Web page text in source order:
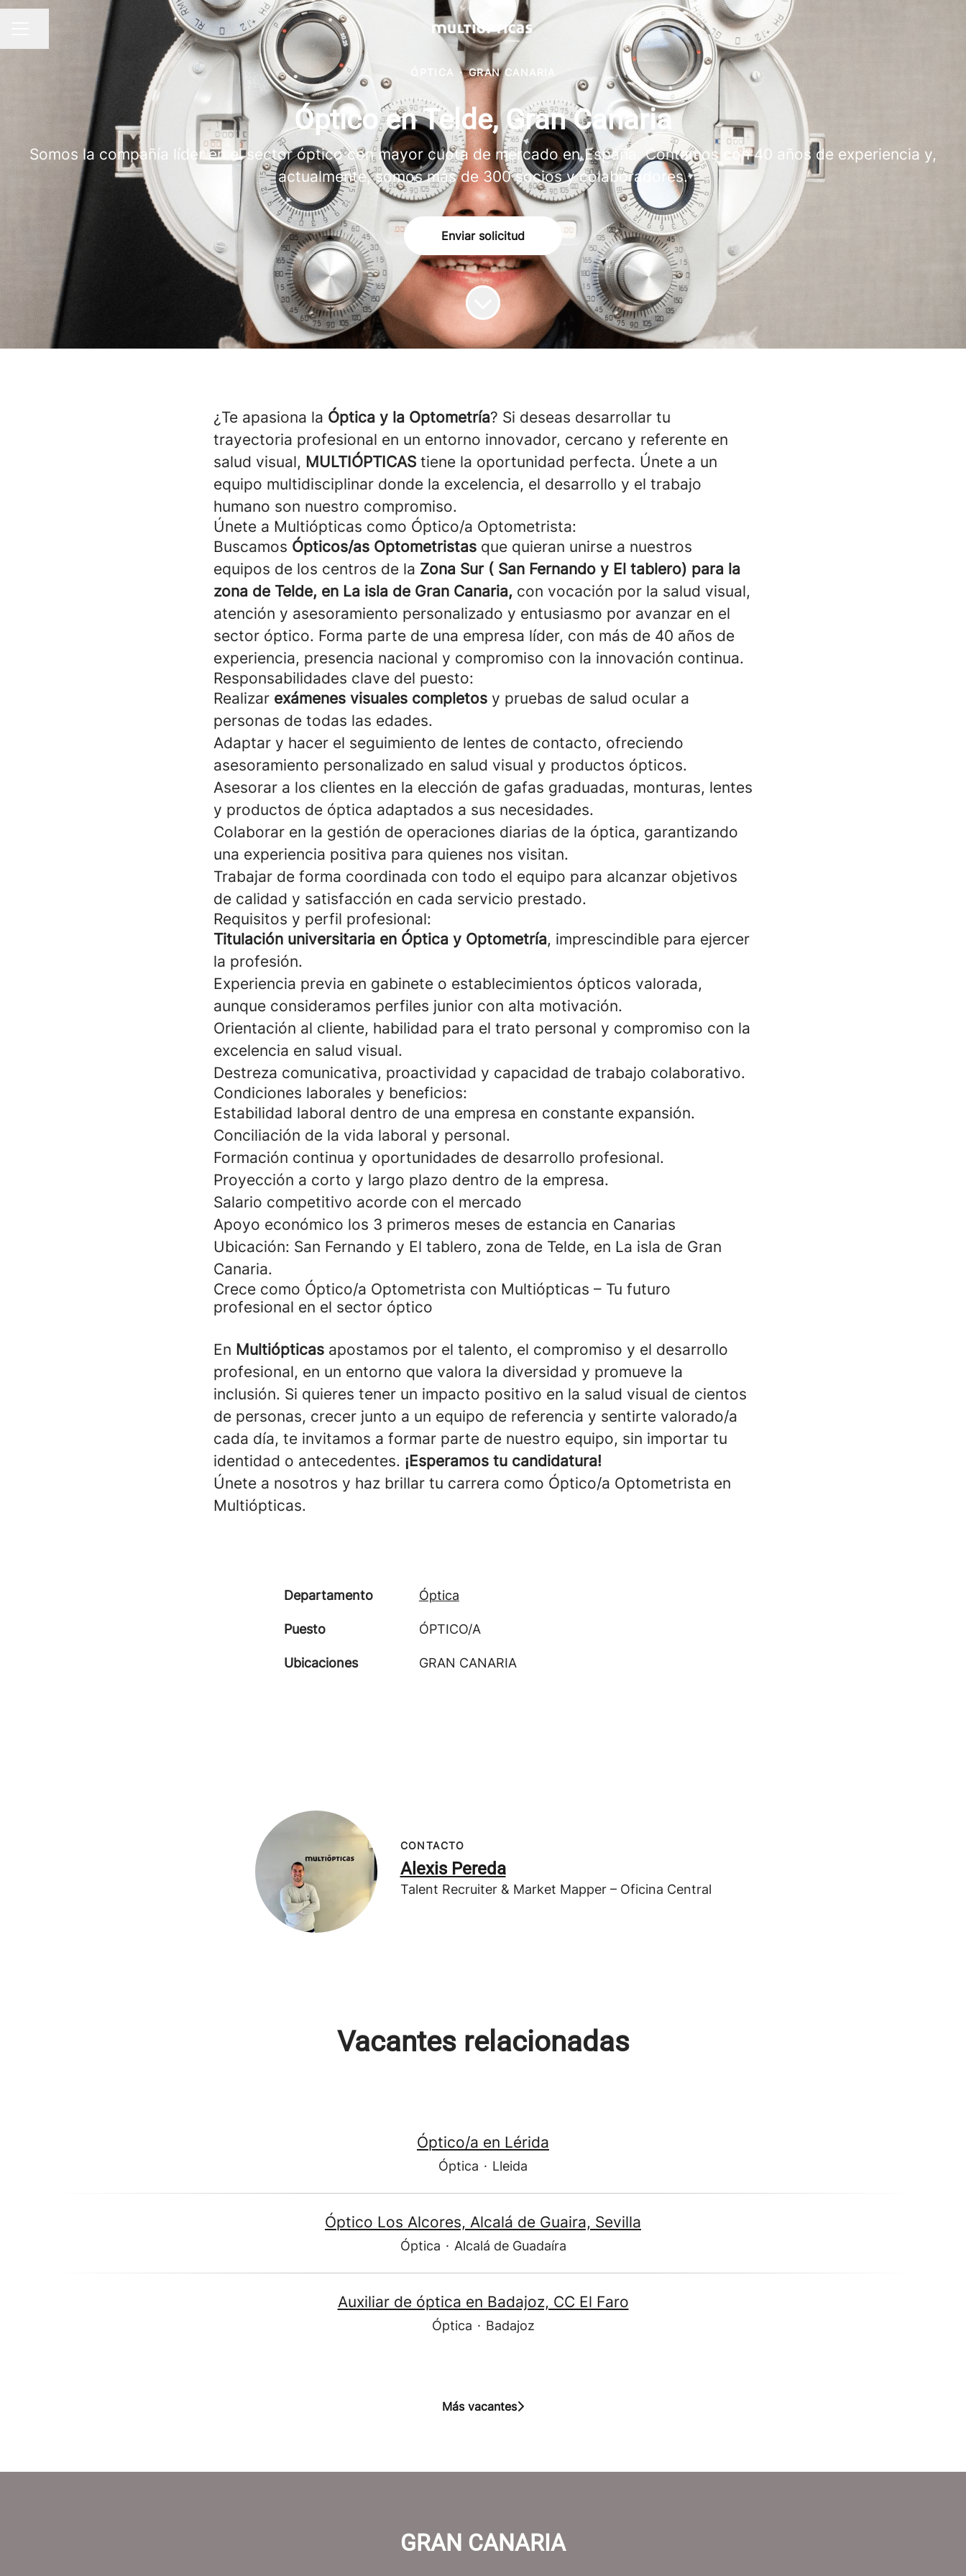
MENÚ DE EMPLEO
Compartir página
ÓPTICA · GRAN CANARIA
Óptico en Telde, Gran Canaria
Somos la compañía líder en el sector óptico con mayor cuota de mercado en España. Contamos con 40 años de experiencia y,
actualmente, somos más de 300 socios y colaboradores.
Enviar solicitud
¿Te apasiona la Óptica y la Optometría? Si deseas desarrollar tu
trayectoria profesional en un entorno innovador, cercano y referente en
salud visual, MULTIÓPTICAS tiene la oportunidad perfecta. Únete a un
equipo multidisciplinar donde la excelencia, el desarrollo y el trabajo
humano son nuestro compromiso.
Únete a Multiópticas como Óptico/a Optometrista:
Buscamos Ópticos/as Optometristas que quieran unirse a nuestros
equipos de los centros de la Zona Sur ( San Fernando y El tablero) para la
zona de Telde, en La isla de Gran Canaria, con vocación por la salud visual,
atención y asesoramiento personalizado y entusiasmo por avanzar en el
sector óptico. Forma parte de una empresa líder, con más de 40 años de
experiencia, presencia nacional y compromiso con la innovación continua.
Responsabilidades clave del puesto:
Realizar exámenes visuales completos y pruebas de salud ocular a
personas de todas las edades.
Adaptar y hacer el seguimiento de lentes de contacto, ofreciendo
asesoramiento personalizado en salud visual y productos ópticos.
Asesorar a los clientes en la elección de gafas graduadas, monturas, lentes
y productos de óptica adaptados a sus necesidades.
Colaborar en la gestión de operaciones diarias de la óptica, garantizando
una experiencia positiva para quienes nos visitan.
Trabajar de forma coordinada con todo el equipo para alcanzar objetivos
de calidad y satisfacción en cada servicio prestado.
Requisitos y perfil profesional:
Titulación universitaria en Óptica y Optometría, imprescindible para ejercer
la profesión.
Experiencia previa en gabinete o establecimientos ópticos valorada,
aunque consideramos perfiles junior con alta motivación.
Orientación al cliente, habilidad para el trato personal y compromiso con la
excelencia en salud visual.
Destreza comunicativa, proactividad y capacidad de trabajo colaborativo.
Condiciones laborales y beneficios:
Estabilidad laboral dentro de una empresa en constante expansión.
Conciliación de la vida laboral y personal.
Formación continua y oportunidades de desarrollo profesional.
Proyección a corto y largo plazo dentro de la empresa.
Salario competitivo acorde con el mercado
Apoyo económico los 3 primeros meses de estancia en Canarias
Ubicación: San Fernando y El tablero, zona de Telde, en La isla de Gran
Canaria.
Crece como Óptico/a Optometrista con Multiópticas – Tu futuro
profesional en el sector óptico
En Multiópticas apostamos por el talento, el compromiso y el desarrollo
profesional, en un entorno que valora la diversidad y promueve la
inclusión. Si quieres tener un impacto positivo en la salud visual de cientos
de personas, crecer junto a un equipo de referencia y sentirte valorado/a
cada día, te invitamos a formar parte de nuestro equipo, sin importar tu
identidad o antecedentes. ¡Esperamos tu candidatura!
Únete a nosotros y haz brillar tu carrera como Óptico/a Optometrista en
Multiópticas.
Departamento Óptica
Puesto ÓPTICO/A
Ubicaciones GRAN CANARIA
CONTACTO
Alexis Pereda
Talent Recruiter & Market Mapper – Oficina Central
Vacantes relacionadas
Óptico/a en Lérida
Óptica · Lleida
Óptico Los Alcores, Alcalá de Guaira, Sevilla
Óptica · Alcalá de Guadaíra
Auxiliar de óptica en Badajoz, CC El Faro
Óptica · Badajoz
Más vacantes
GRAN CANARIA